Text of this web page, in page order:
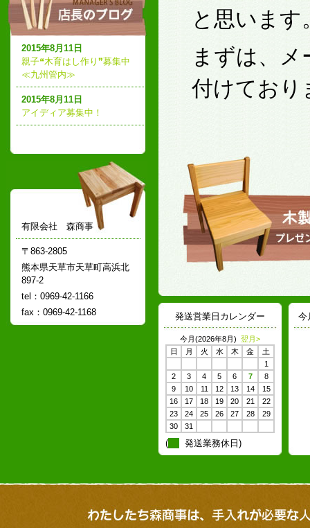
2015年8月11日
親子❝木育はし作り❞募集中
≪九州管内≫
2015年8月11日
アイディア募集中！
有限会社 森商事
〒863-2805
熊本県天草市天草町高浜北
897-2
tel：0969-42-1166
fax：0969-42-1168
と思います
まずは、
付けており
発送営業日カレンダー
今月(2026年8月) 翌月>
日
月 火 水 木 金
土
1
2
3 4 5 6 7
8
9
10 11 12 13 14
15
16
17 18 19 20 21
22
23
24 25 26 27 28
29
30
31
( 発送業務休日)
今